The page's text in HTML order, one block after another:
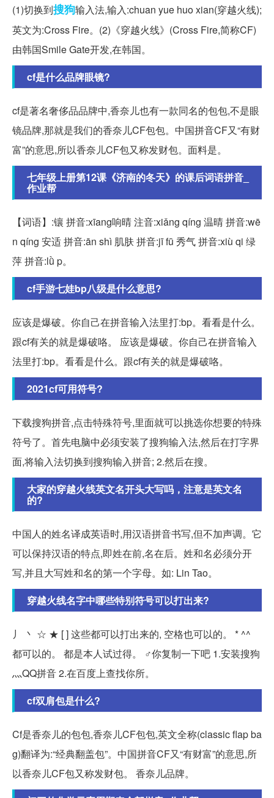
(1)切换到搜狗输入法,输入:chuan yue huo xian(穿越火线);
英文为:Cross Fire。(2)《穿越火线》(Cross Fire,简称CF)
由韩国Smile Gate开发,在韩国。
cf是什么品牌眼镜?
cf是著名奢侈品品牌中,香奈儿也有一款同名的包包,不是眼
镜品牌,那就是我们的香奈儿CF包包。中国拼音CF又“有财
富”的意思,所以香奈儿CF包又称发财包。面料是。
七年级上册第12课《济南的冬天》的课后词语拼音_
作业帮
【词语】:镶 拼音:xīang响晴 注音:xiǎng qíng 温晴 拼音:wē
n qíng 安适 拼音:ān shì 肌肤 拼音:jī fū 秀气 拼音:xiù qi 绿
萍 拼音:lǜ p。
cf手游七娃bp八级是什么意思?
应该是爆破。你自己在拼音输入法里打:bp。看看是什么。
跟cf有关的就是爆破咯。 应该是爆破。你自己在拼音输入
法里打:bp。看看是什么。跟cf有关的就是爆破咯。
2021cf可用符号?
下载搜狗拼音,点击特殊符号,里面就可以挑选你想要的特殊
符号了。首先电脑中必须安装了搜狗输入法,然后在打字界
面,将输入法切换到搜狗输入拼音; 2.然后在搜。
大家的穿越火线英文名开头大写吗，注意是英文名
的?
中国人的姓名译成英语时,用汉语拼音书写,但不加声调。它
可以保持汉语的特点,即姓在前,名在后。姓和名必须分开
写,并且大写姓和名的第一个字母。如: Lin Tao。
穿越火线名字中哪些特别符号可以打出来?
丿 丶 ☆ ★ [ ] 这些都可以打出来的, 空格也可以的。 * ^^
都可以的。 都是本人试过得。 ♂你复制一下吧 1.安装搜狗
灬QQ拼音 2.在百度上查找你所。
cf双肩包是什么?
Cf是香奈儿的包包,香奈儿CF包包,英文全称(classic flap ba
g)翻译为:“经典翻盖包”。中国拼音CF又“有财富”的意思,所
以香奈儿CF包又称发财包。 香奈儿品牌。